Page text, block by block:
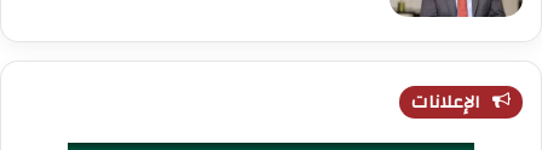
الإعلانات